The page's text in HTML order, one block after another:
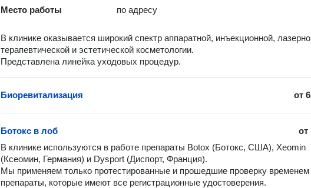
Место работы
по адресу
В клинике оказывается широкий спектр аппаратной, инъекционной,
терапевтической и эстетической косметологии.
Представлена линейка уходовых процедур.
от
Биоревитализация
от
Ботокс в лоб
В клинике используются в работе препараты Botox (Ботокс, США), Xeomin
(Ксеомин, Германия) и Dysport (Диспорт, Франция).
Мы применяем только протестированные и прошедшие проверку временем
препараты, которые имеют все регистрационные удостоверения.